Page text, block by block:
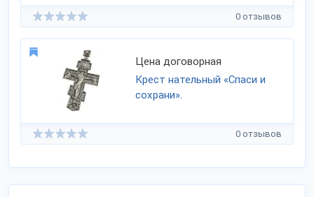
0 отзывов
Цена договорная
Крест нательный «Спаси и
сохрани».
0 отзывов